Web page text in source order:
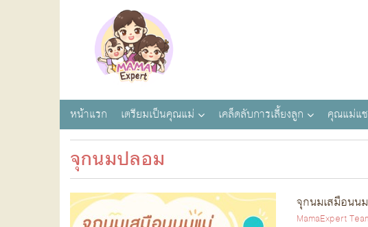
หน้าแรก เตรียมเป็นคุณแม่ เคล็ดลับการเลี้ยงลูก คุณแม่แ
จุกนมปลอม
จุกนมเสมือนน
MamaExpert